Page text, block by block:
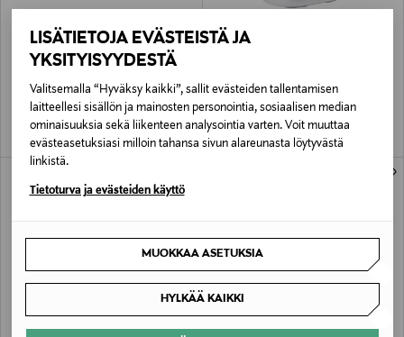
LISÄTIETOJA EVÄSTEISTÄ JA
YKSITYISYYDESTÄ
Valitsemalla “Hyväksy kaikki”, sallit evästeiden tallentamisen
laitteellesi sisällön ja mainosten personointia, sosiaalisen median
ominaisuuksia sekä liikenteen analysointia varten. Voit muuttaa
evästeasetuksiasi milloin tahansa sivun alareunasta löytyvästä
linkistä.
Tietoturva ja evästeiden käyttö
MUOKKAA ASETUKSIA
HYLKÄÄ KAIKKI
PIHKA venyttelykeppi
Original Price
39,00 €
Original Price
96,90 €
ALE –45%